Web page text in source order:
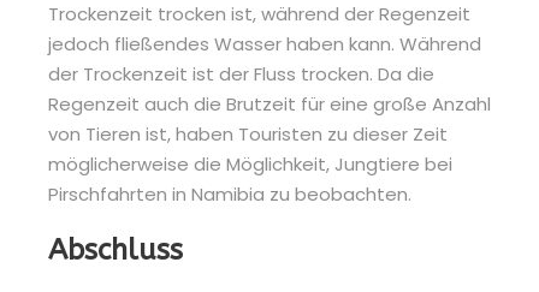
Trockenzeit trocken ist, während der Regenzeit
jedoch fließendes Wasser haben kann. Während
der Trockenzeit ist der Fluss trocken. Da die
Regenzeit auch die Brutzeit für eine große Anzahl
von Tieren ist, haben Touristen zu dieser Zeit
möglicherweise die Möglichkeit, Jungtiere bei
Pirschfahrten in Namibia zu beobachten.
Abschluss